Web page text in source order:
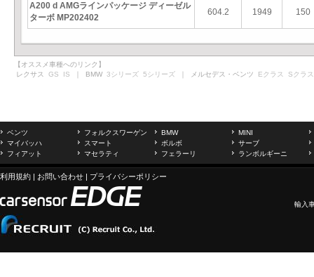
A200 d AMGラインパッケージ ディーゼル
ターボ MP202402
604.2 1949 150
【オススメ車種へのリンク】
レクサス GS IS ｜ BMW 3シリーズ 5シリーズ ｜ メルセデス・ベンツ Eクラス Sクラス
ベンツ フォルクスワーゲン BMW
MINI
マイバッハ
スマート ボルボ
サーブ
フィアット
マセラティ フェラーリ ランボルギーニ
利用規約 | お問い合わせ | プライバシーポリシー
輸入